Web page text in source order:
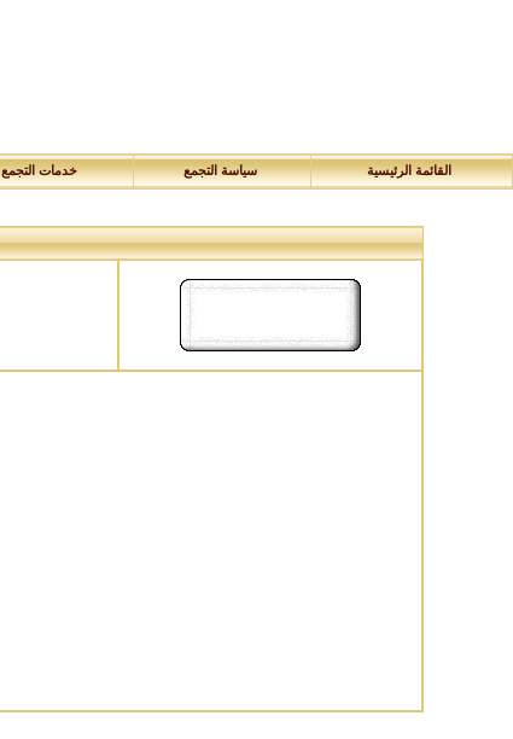
القائمة الرئيسية سياسة التجمع خدمات التجمع